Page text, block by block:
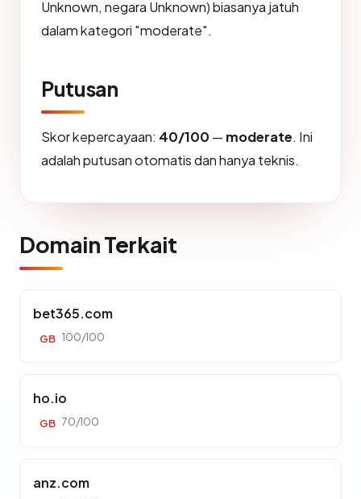
Unknown, negara Unknown) biasanya jatuh
dalam kategori "moderate".
Putusan
Skor kepercayaan: 40/100 — moderate. Ini
adalah putusan otomatis dan hanya teknis.
Domain Terkait
bet365.com
GB 100/100
ho.io
GB 70/100
anz.com